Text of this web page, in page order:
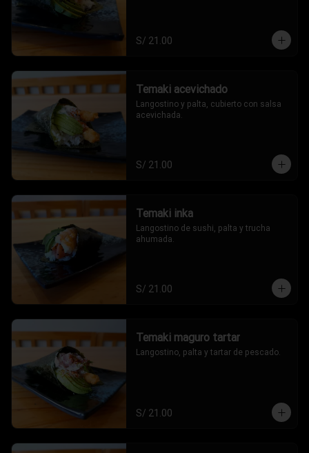
S/ 21.00
Temaki acevichado
Langostino y palta, cubierto con salsa
acevichada.
S/ 21.00
Temaki inka
Langostino de sushi, palta y trucha
ahumada.
S/ 21.00
Temaki maguro tartar
Langostino, palta y tartar de pescado.
S/ 21.00